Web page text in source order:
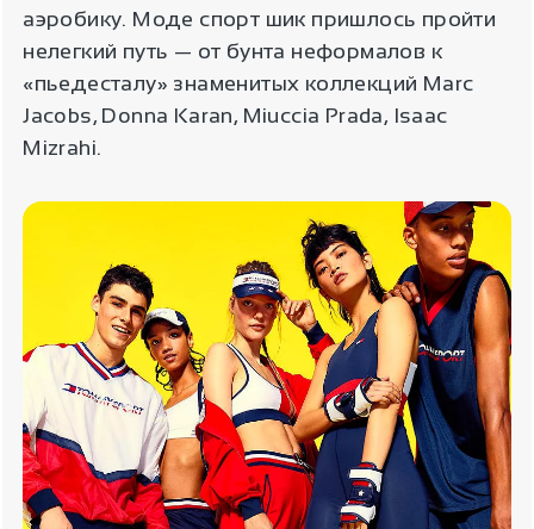
аэробику. Моде спорт шик пришлось пройти
нелегкий путь — от бунта неформалов к
«пьедесталу» знаменитых коллекций Marc
Jacobs, Donna Karan, Miuccia Prada, Isaac
Mizrahi.